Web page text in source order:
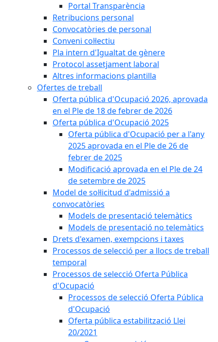
Portal Transparència
Retribucions personal
Convocatòries de personal
Conveni col·lectiu
Pla intern d'Igualtat de gènere
Protocol assetjament laboral
Altres informacions plantilla
Ofertes de treball
Oferta pública d'Ocupació 2026, aprovada
en el Ple de 18 de febrer de 2026
Oferta pública d'Ocupació 2025
Oferta pública d'Ocupació per a l'any
2025 aprovada en el Ple de 26 de
febrer de 2025
Modificació aprovada en el Ple de 24
de setembre de 2025
Model de sol·licitud d'admissió a
convocatòries
Models de presentació telemàtics
Models de presentació no telemàtics
Drets d'examen, exempcions i taxes
Processos de selecció per a llocs de treball
temporal
Processos de selecció Oferta Pública
d'Ocupació
Processos de selecció Oferta Pública
d'Ocupació
Oferta pública estabilització Llei
20/2021